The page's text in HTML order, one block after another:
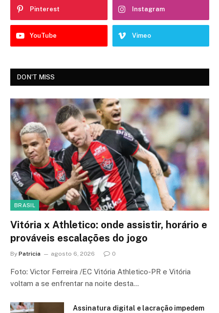
Pinterest Instagram
YouTube Vimeo
DON'T MISS
BRASIL
Vitória x Athletico: onde assistir, horário e
prováveis escalações do jogo
By Patricia agosto 6, 2026 0
Foto: Victor Ferreira /EC Vitória Athletico-PR e Vitória
voltam a se enfrentar na noite desta…
Assinatura digital e lacração impedem